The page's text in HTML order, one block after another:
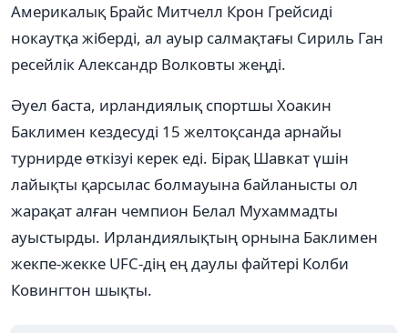
Америкалық Брайс Митчелл Крон Грейсиді
нокаутқа жіберді, ал ауыр салмақтағы Сириль Ган
ресейлік Александр Волковты жеңді.
Әуел баста, ирландиялық спортшы Хоакин
Баклимен кездесуді 15 желтоқсанда арнайы
турнирде өткізуі керек еді. Бірақ Шавкат үшін
лайықты қарсылас болмауына байланысты ол
жарақат алған чемпион Белал Мухаммадты
ауыстырды. Ирландиялықтың орнына Баклимен
жекпе-жекке UFC-дің ең даулы файтері Колби
Ковингтон шықты.